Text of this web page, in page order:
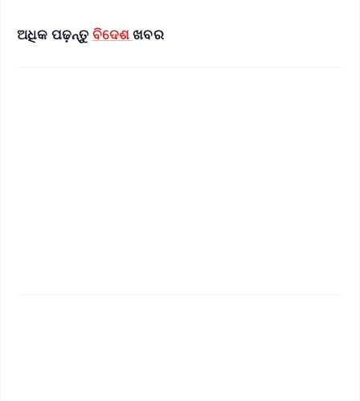
ଅଧିକ ପଢ଼ନ୍ତୁ ବିଦେଶଖବର